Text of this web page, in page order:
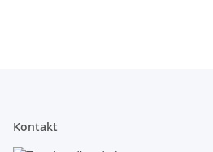
Kontakt